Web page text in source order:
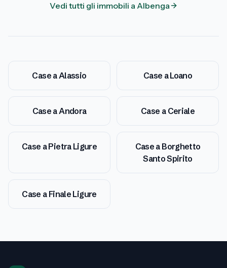
Vedi tutti gli immobili a Albenga
Case aAlassio Case aLoano
Case aAndora Case a Ceriale
Case aPietra Ligure Case a Borghetto
Santo Spirito
Case a Finale Ligure